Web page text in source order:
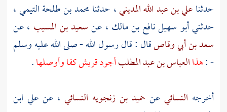
حدثناعلي بن عبد الله المديني، حدثنامحمد بن طلحة التيمي،
حدثنيأبو سهيل نافع بن مالك ، عنسعيد بن المسيب ، عن
سعد بن أبي وقاصقال : قال رسول الله - صلى الله عليه وسلم
- :هذاالعباس بن عبد المطلبأجودقريشكفا وأوصلها.
أخرجه النسائيعن حميد بن زنجويه النسائي ، عن علي ابن